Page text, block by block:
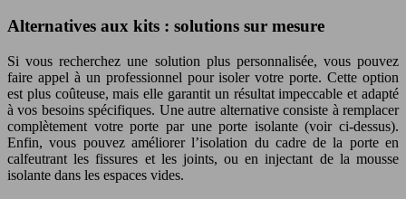
Alternatives aux kits : solutions sur mesure
Si vous recherchez une solution plus personnalisée, vous pouvez
faire appel à un professionnel pour isoler votre porte. Cette option
est plus coûteuse, mais elle garantit un résultat impeccable et adapté
à vos besoins spécifiques. Une autre alternative consiste à remplacer
complètement votre porte par une porte isolante (voir ci-dessus).
Enfin, vous pouvez améliorer l’isolation du cadre de la porte en
calfeutrant les fissures et les joints, ou en injectant de la mousse
isolante dans les espaces vides.